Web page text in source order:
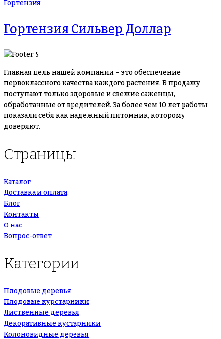
Гортензия
Гортензия Сильвер Доллар
Главная цель нашей компании – это обеспечение
первоклассного качества каждого растения. В продажу
поступают только здоровые и свежие саженцы,
обработанные от вредителей. За более чем 10 лет работы
показали себя как надежный питомник, которому
доверяют.
Страницы
Каталог
Доставка и оплата
Блог
Контакты
О нас
Вопрос-ответ
Категории
Плодовые деревья
Плодовые курстарники
Лиственные деревья
Декоративные кустарники
Колоновидные деревья